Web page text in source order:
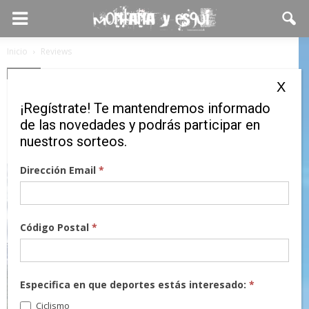
Inicio Reviews
Osprey siempre buscando la
cima
24 febrero, 2017
¡Regístrate! Te mantendremos informado
de las novedades y podrás participar en
nuestros sorteos.
Dirección Email*
Código Postal*
Especifica en que deportes estás interesado:*
Ciclismo
X